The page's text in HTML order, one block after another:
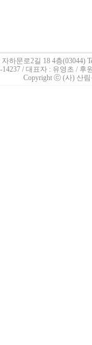
하문로2길 18 4층(03044)
/ 대표자 : 유영초 /
Copyright ⓒ (사) 산림